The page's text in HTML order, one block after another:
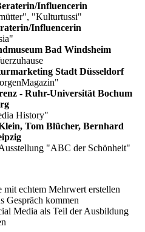
Influencerin
"Kulturtussi"
Influencerin
Bad Windsheim
Stadt Düsseldorf
- Ruhr-Universität Bochum
History"
Tom Blücher, Bernhard
"ABC der Schönheit"
echtem Mehrwert erstellen
Gespräch kommen
Media als Teil der Ausbildung